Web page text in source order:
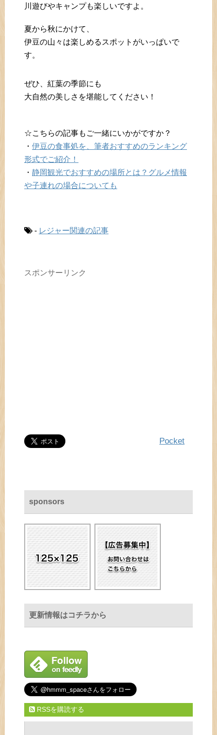
川遊びやキャンプも楽しいですよ。
夏から秋にかけて、
伊豆の山々は楽しめるスポットがいっぱいで
す。
ぜひ、紅葉の季節にも
大自然の美しさを堪能してください！
☆こちらの記事もご一緒にいかがですか？
・ 伊豆の食事処を、筆者おすすめのランキング
形式でご紹介！
・ 静岡観光でおすすめの場所とは？グルメ情報
や子連れの場合についても
- レジャー関連の記事
スポンサーリンク
Pocket
sponsors
更新情報はコチラから
RSSを購読する